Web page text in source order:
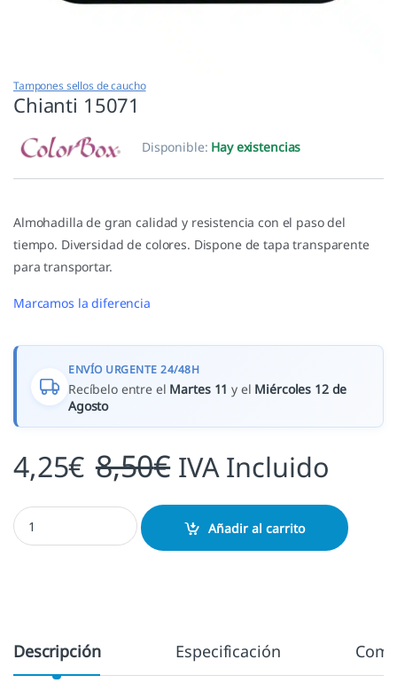
Tampones sellos de caucho
Chianti 15071
Disponible: Hay existencias
Almohadilla de gran calidad y resistencia con el paso del
tiempo. Diversidad de colores. Dispone de tapa transparente
para transportar.
Marcamos la diferencia
ENVÍO URGENTE 24/48H
Recíbelo entre el Martes 11 y el Miércoles 12 de
Agosto
4,25€ 8,50€ IVA Incluido
Chianti 15071 cantidad
Añadir al carrito
Descripción Especificación